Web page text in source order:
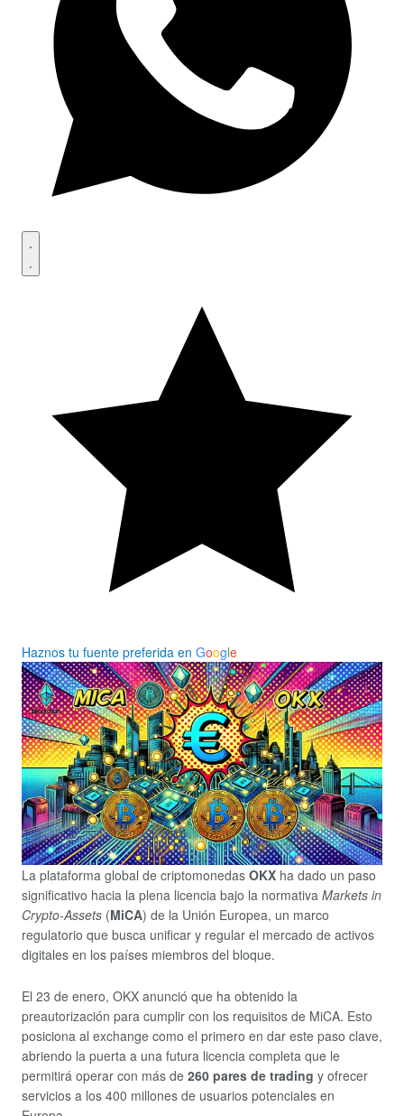
Haznos tu fuente preferida en Google
La plataforma global de criptomonedas OKX ha dado un paso
significativo hacia la plena licencia bajo la normativa Markets in
Crypto-Assets (MiCA) de la Unión Europea, un marco
regulatorio que busca unificar y regular el mercado de activos
digitales en los países miembros del bloque.
El 23 de enero, OKX anunció que ha obtenido la
preautorización para cumplir con los requisitos de MiCA. Esto
posiciona al exchange como el primero en dar este paso clave,
abriendo la puerta a una futura licencia completa que le
permitirá operar con más de 260 pares de trading y ofrecer
servicios a los 400 millones de usuarios potenciales en